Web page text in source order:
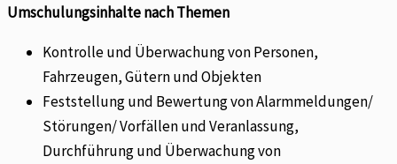
Umschulungsinhalte nach Themen
Kontrolle und Überwachung von Personen,
Fahrzeugen, Gütern und Objekten
Feststellung und Bewertung von Alarmmeldungen/
Störungen/ Vorfällen und Veranlassung,
Durchführung und Überwachung von